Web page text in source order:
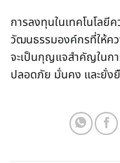
การลงทุนในเทคโนโลยี
วัฒนธรรมองค์กรที่ให้
จะเป็นกุญแจสำคัญในก
ปลอดภัย มั่นคง และยั่ง